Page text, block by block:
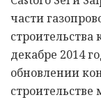
части
строительства
декабре 2014
обновлении
строительстве